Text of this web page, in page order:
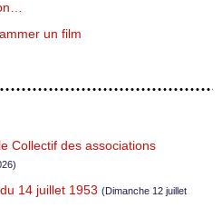
un film
Collectif des associations
14 juillet 1953 (Dimanche 12 juillet